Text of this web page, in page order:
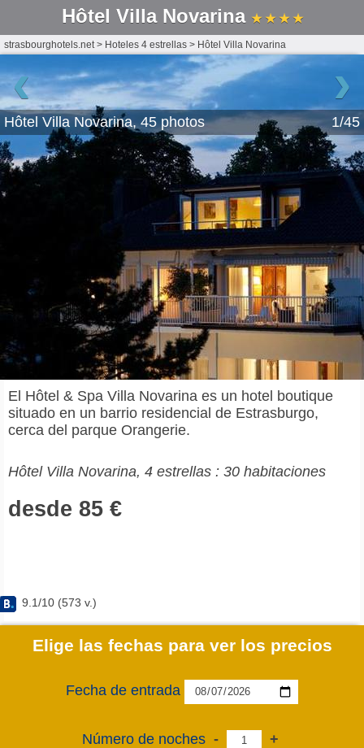
Hôtel Villa Novarina ★ ★ ★ ★
strasbourghotels.net> Hoteles 4 estrellas > Hôtel Villa Novarina
‹ ›
Hôtel Villa Novarina, 45 photos 1/45
El Hôtel & Spa Villa Novarina es un hotel boutique
situado en un barrio residencial de Estrasburgo,
cerca del parque Orangerie.
Hôtel Villa Novarina, 4 estrellas : 30 habitaciones
desde 85 €
9.1/10 (573 v.)
Elige las fechas para ver los precios
Fecha de entrada
Número de noches - +